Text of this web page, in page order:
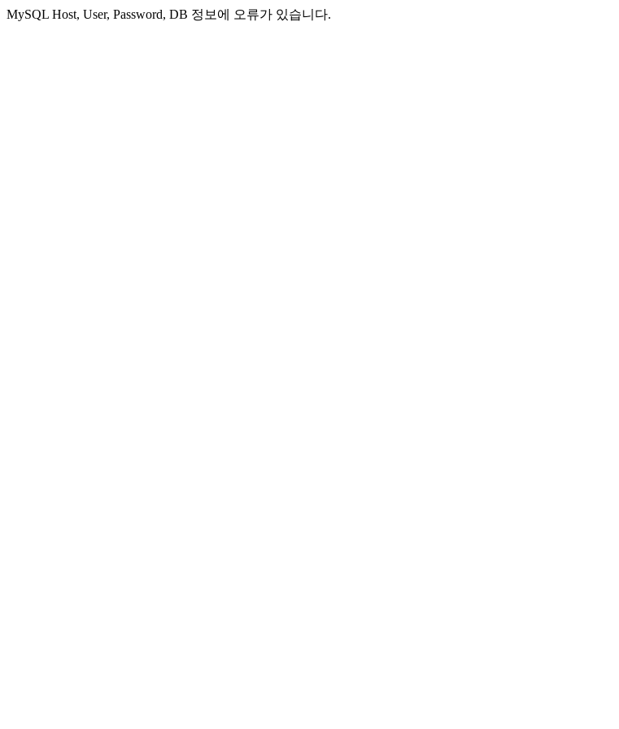
MySQL Host, User, Password, DB 정보에 오류가 있습니다.